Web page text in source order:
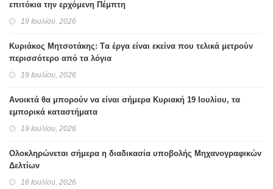
επιτόκια την ερχόμενη Πέμπτη
19 Ιουλίου, 2026
Κυριάκος Μητσοτάκης: Tα έργα είναι εκείνα που τελικά μετρούν
περισσότερο από τα λόγια
19 Ιουλίου, 2026
Ανοικτά θα μπορούν να είναι σήμερα Κυριακή 19 Ιουλίου, τα
εμπορικά καταστήματα
19 Ιουλίου, 2026
Ολοκληρώνεται σήμερα η διαδικασία υποβολής Μηχανογραφικών
Δελτίων
16 Ιουλίου, 2026